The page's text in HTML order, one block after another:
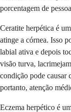
porcentagem de
Ceratite herpética é
atinge a córnea. Isso
labial ativa e depois
visão turva,
condição pode causar
portanto, atenção
Eczema herpético é